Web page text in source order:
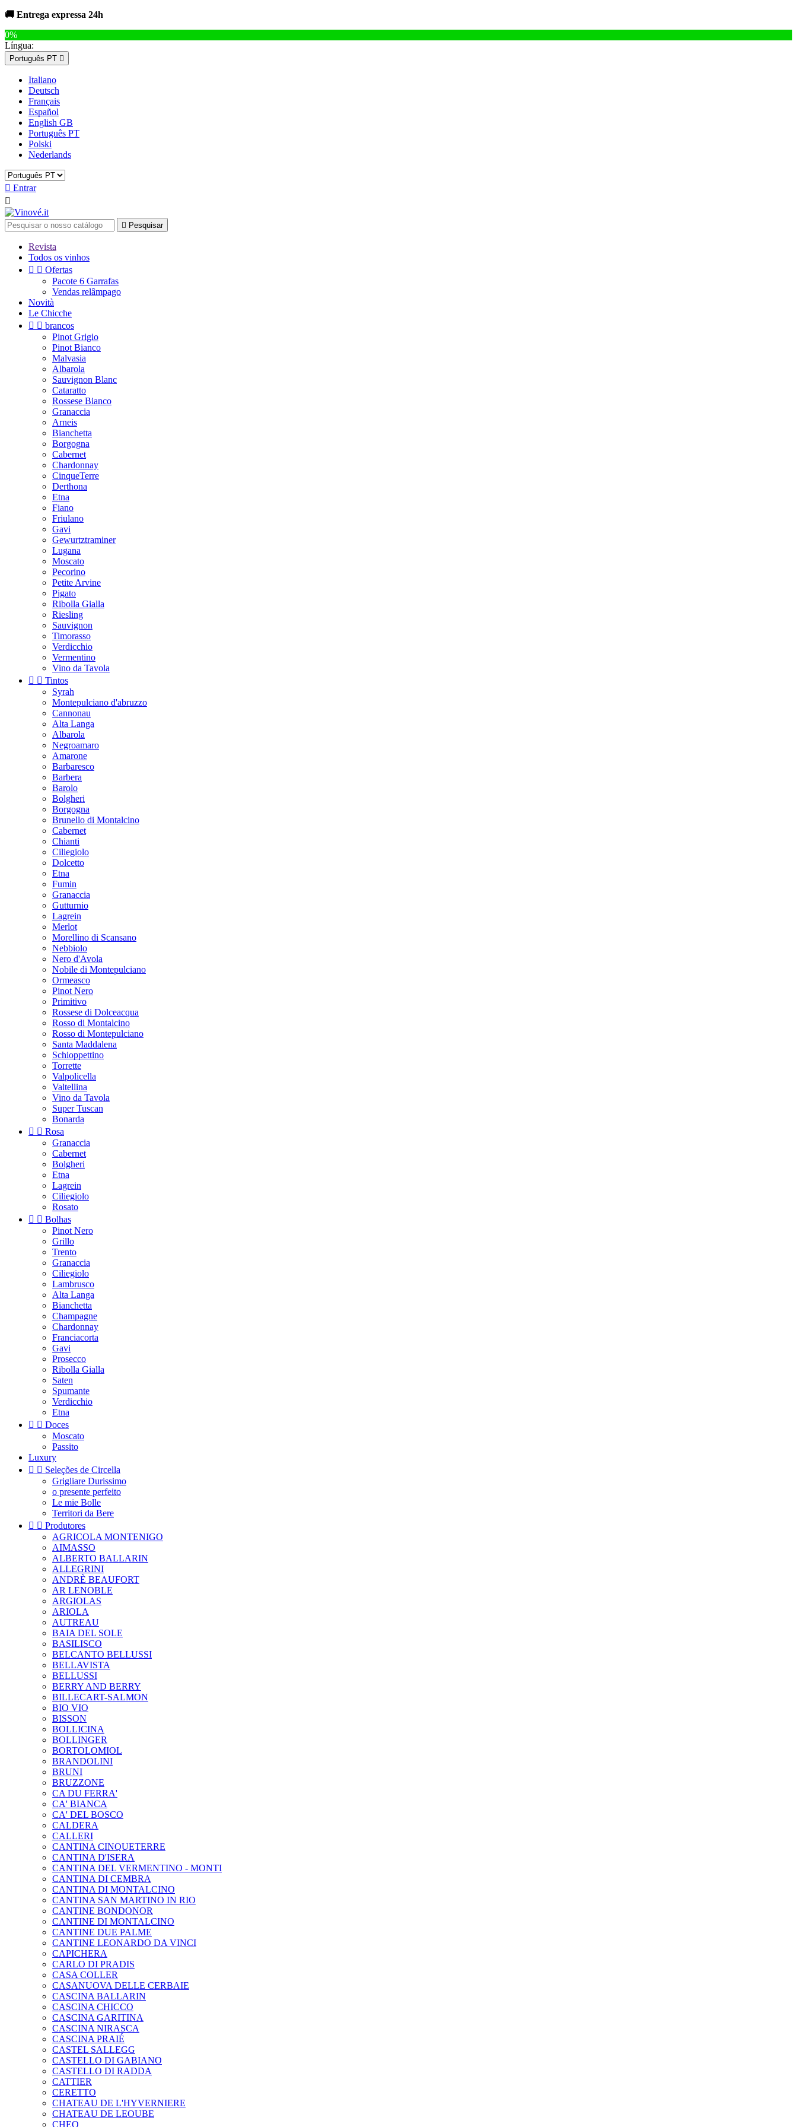
🚚 Entrega expressa 24h
0%
Língua:
Português PT 
Italiano
Deutsch
Français
Español
English GB
Português PT
Polski
Nederlands
 Entrar

 Pesquisar
Revista
Todos os vinhos
  Ofertas
Pacote 6 Garrafas
Vendas relâmpago
Novità
Le Chicche
  brancos
Pinot Grigio
Pinot Bianco
Malvasia
Albarola
Sauvignon Blanc
Cataratto
Rossese Bianco
Granaccia
Arneis
Bianchetta
Borgogna
Cabernet
Chardonnay
CinqueTerre
Derthona
Etna
Fiano
Friulano
Gavi
Gewurtztraminer
Lugana
Moscato
Pecorino
Petite Arvine
Pigato
Ribolla Gialla
Riesling
Sauvignon
Timorasso
Verdicchio
Vermentino
Vino da Tavola
  Tintos
Syrah
Montepulciano d'abruzzo
Cannonau
Alta Langa
Albarola
Negroamaro
Amarone
Barbaresco
Barbera
Barolo
Bolgheri
Borgogna
Brunello di Montalcino
Cabernet
Chianti
Ciliegiolo
Dolcetto
Etna
Fumin
Granaccia
Gutturnio
Lagrein
Merlot
Morellino di Scansano
Nebbiolo
Nero d'Avola
Nobile di Montepulciano
Ormeasco
Pinot Nero
Primitivo
Rossese di Dolceacqua
Rosso di Montalcino
Rosso di Montepulciano
Santa Maddalena
Schioppettino
Torrette
Valpolicella
Valtellina
Vino da Tavola
Super Tuscan
Bonarda
  Rosa
Granaccia
Cabernet
Bolgheri
Etna
Lagrein
Ciliegiolo
Rosato
  Bolhas
Pinot Nero
Grillo
Trento
Granaccia
Ciliegiolo
Lambrusco
Alta Langa
Bianchetta
Champagne
Chardonnay
Franciacorta
Gavi
Prosecco
Ribolla Gialla
Saten
Spumante
Verdicchio
Etna
  Doces
Moscato
Passito
Luxury
  Seleções de Circella
Grigliare Durissimo
o presente perfeito
Le mie Bolle
Territori da Bere
  Produtores
AGRICOLA MONTENIGO
AIMASSO
ALBERTO BALLARIN
ALLEGRINI
ANDRÈ BEAUFORT
AR LENOBLE
ARGIOLAS
ARIOLA
AUTREAU
BAIA DEL SOLE
BASILISCO
BELCANTO BELLUSSI
BELLAVISTA
BELLUSSI
BERRY AND BERRY
BILLECART-SALMON
BIO VIO
BISSON
BOLLICINA
BOLLINGER
BORTOLOMIOL
BRANDOLINI
BRUNI
BRUZZONE
CA DU FERRA'
CA' BIANCA
CA' DEL BOSCO
CALDERA
CALLERI
CANTINA CINQUETERRE
CANTINA D'ISERA
CANTINA DEL VERMENTINO - MONTI
CANTINA DI CEMBRA
CANTINA DI MONTALCINO
CANTINA SAN MARTINO IN RIO
CANTINE BONDONOR
CANTINE DI MONTALCINO
CANTINE DUE PALME
CANTINE LEONARDO DA VINCI
CAPICHERA
CARLO DI PRADIS
CASA COLLER
CASANUOVA DELLE CERBAIE
CASCINA BALLARIN
CASCINA CHICCO
CASCINA GARITINA
CASCINA NIRASCA
CASCINA PRAIÉ
CASTEL SALLEGG
CASTELLO DI GABIANO
CASTELLO DI RADDA
CATTIER
CERETTO
CHATEAU DE L'HYVERNIERE
CHATEAU DE LEOUBE
CHEO